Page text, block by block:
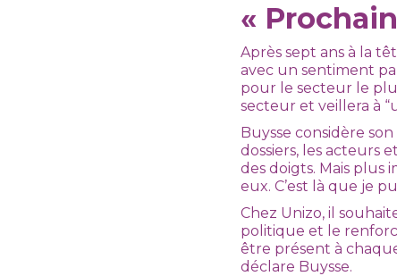
«
Après sept ans à la
avec un sentiment
pour le secteur le
secteur et veillera à
Buysse considère
dossiers, les acteurs
des doigts. Mais plus
eux. C’est là que je
Chez Unizo, il
politique et le
être présent à
déclare Buysse.